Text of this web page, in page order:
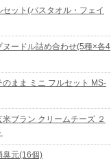
セット(バスタオル・フェイ
ヌードル詰め合わせ(5種×各4
のまま ミニ フルセット MS-
米ブラン クリームチーズ ２
臭元(16個)